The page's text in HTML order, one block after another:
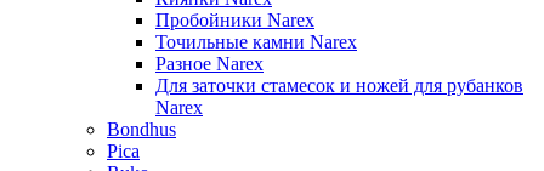
Пробойники Narex
Точильные камни Narex
Разное Narex
Для заточки стамесок и ножей для рубанков
Narex
Bondhus
Pica